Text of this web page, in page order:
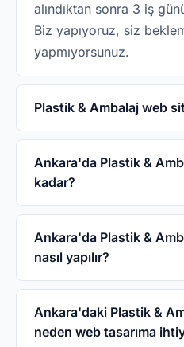
alındıktan sonra 3 iş
Biz yapıyoruz, siz
yapmıyorsunuz.
Plastik & Ambalaj web
WebHazır'da Plastik &
5.000₺ tek seferliktir.
sektöre özel tasarım
itibaren yıllık 1.500₺
Ankara'da Plastik &
kadar?
WebHazır ile Ankara'da
sitesi 5.000₺ tek
ve sektöre özel tasarım
yok, gizli ücret yok.
Ankara'da Plastik &
nasıl yapılır?
WhatsApp'tan veya
numarasından ulaşın,
paylaşın. 3 iş günü
Ankara'daki Plastik &
neden web tasarıma